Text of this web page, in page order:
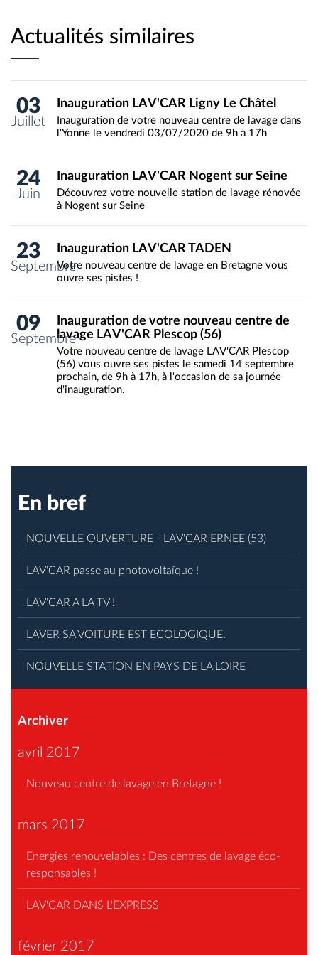
Actualités similaires
03
Juillet
Inauguration LAV'CAR Ligny Le Châtel
Inauguration de votre nouveau centre de lavage dans
l'Yonne le vendredi 03/07/2020 de 9h à 17h
24
Juin
Inauguration LAV'CAR Nogent sur Seine
Découvrez votre nouvelle station de lavage rénovée
à Nogent sur Seine
23
Septembre
Inauguration LAV'CAR TADEN
Votre nouveau centre de lavage en Bretagne vous
ouvre ses pistes !
09
Septembre
Inauguration de votre nouveau centre de
lavage LAV'CAR Plescop (56)
Votre nouveau centre de lavage LAV'CAR Plescop
(56) vous ouvre ses pistes le samedi 14 septembre
prochain, de 9h à 17h, à l'occasion de sa journée
d'inauguration.
En bref
NOUVELLE OUVERTURE - LAV'CAR ERNEE (53)
LAV'CAR passe au photovoltaïque !
LAV'CAR A LA TV !
LAVER SA VOITURE EST ECOLOGIQUE.
NOUVELLE STATION EN PAYS DE LA LOIRE
Archiver
avril 2017
Nouveau centre de lavage en Bretagne !
mars 2017
Energies renouvelables : Des centres de lavage éco-
responsables !
LAV'CAR DANS L'EXPRESS
février 2017